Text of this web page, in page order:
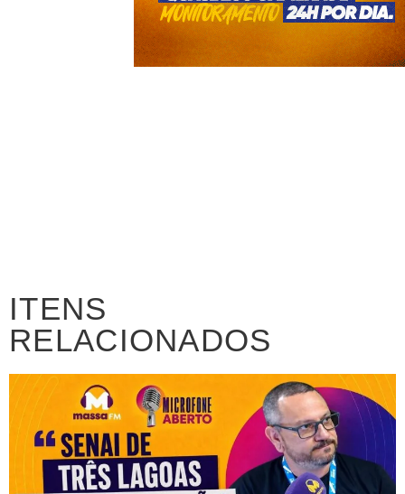
ITENS
RELACIONADOS